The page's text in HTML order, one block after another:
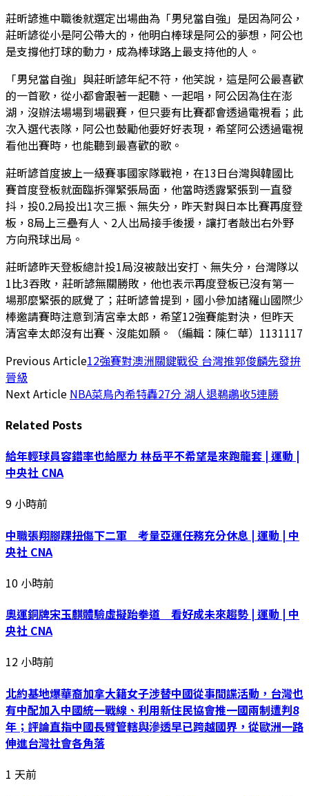
莊昕諺進中職後就選定出場曲為「男兒當自強」是因為阿公，
莊昕諺從小是阿公帶大的，他明白棒球是阿公的夢想，阿公也
是支撐他打球的動力，成為棒球路上最支持他的人。
「男兒當自強」與莊昕諺年紀不符，他笑說，這是阿公最喜歡
的一首歌，從小都會跟著一起聽、一起唱，阿公因為住在澎
湖，沒辦法場場到場觀賽，但只要有比賽都會透過電視看；此
次入選代表隊，阿公也鼓勵他要好好表現，希望阿公透過電視
看他出賽時，也能聽到最喜歡的歌。
莊昕諺首度披上一級賽事國家隊戰袍，在13日台灣與韓國比
賽首度登板就面臨拆彈緊張局面，他當時透露緊張到一直發
抖，投0.2局投出1次三振、無失分，昨天對與日本比賽再度登
板，8局上三壘有人、2人出局接手後援，讓打者敲出右外野
方向飛球出局。
莊昕諺昨天登板總計投1局沒被敲出安打、無失分，台灣隊以
1比3吞敗，莊昕諺無關勝敗，他也表示再度登板已沒有第一
場那麼緊張的感覺了；莊昕諺曾提到，國小參加諸羅山國際少
棒邀請賽時注意到清宮幸太郎，希望12強賽能對決，但昨天
清宮幸太郎沒有出賽、沒能如願。（編輯：陳仁華）1131117
Previous Article12強賽對澳洲關鍵戰役 台灣推郭俊麟先發拚
晉級
Next Article NBA菜鳥內希特轟27分 湖人退鵜鶘收5連勝
Related Posts
給年輕球員容錯率也給壓力 林岳平不希望是來跑龍套 | 運動 |
中央社 CNA
9 小時前
中職張翔腳踝扭傷下二軍 考量亞運任務充分休息 | 運動 | 中
央社 CNA
10 小時前
奧運銅牌宋玉麒體驗虛擬跆拳道 看好成未來趨勢 | 運動 | 中
央社 CNA
12 小時前
北約基地爆華裔加拿大籍女子涉替中國從事間諜活動，台灣也
有中配加入中國統一戰線、利用新住民協會推一國兩制遭判8
年；評論直指中國長臂管轄與滲透早已跨越國界，從歐洲一路
伸進台灣社會各角落
1 天前